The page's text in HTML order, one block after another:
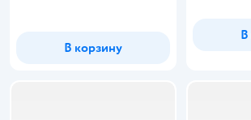
В корзину
В